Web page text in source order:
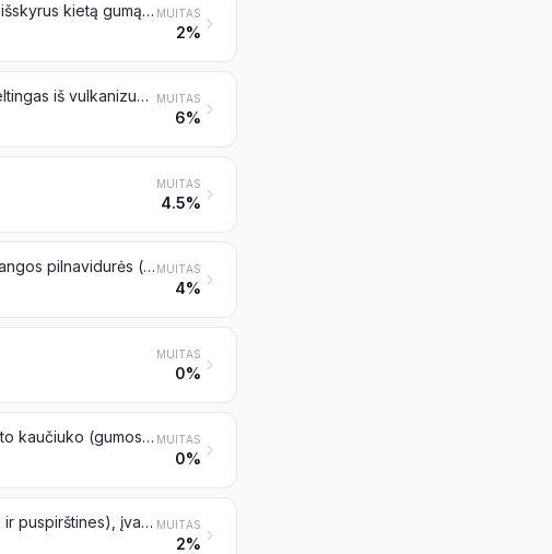
Vamzdžiai, vamzdeliai ir žarnos iš vulkanizuoto kaučiuko (gumos), išskyrus kietą gumą, su jungiamosiomis detalėmis (pavyzdžiui, movomis, alkūnėmis, jungėmis) arba be jungiamųjų detalių MUITAS
2%
Konvejerių juostos, pavarų diržai arba jiems gaminti naudojamas beltingas iš vulkanizuoto kaučiuko (gumos) MUITAS
6%
MUITAS
4.5%
Restauruotos arba naudotos pneumatinės guminės padangos; padangos pilnavidurės (vientisos) arba su izoliuotu oro sluoksniu, padangų protektoriai ir padangų juostos, iš gumos MUITAS
4%
MUITAS
0%
Higienos arba farmacijos dirbiniai (įskaitant žindukus) iš vulkanizuoto kaučiuko (gumos), išskyrus kietą gumą, su jungiamosiomis detalėmis iš kietos gumos arba be jungiamųjų detalių MUITAS
0%
Drabužiai ir drabužių priedai (įskaitant pirštines, kumštines pirštines ir puspirštines), įvairios paskirties, iš vulkanizuoto kaučiuko (gumos), išskyrus kietą gumą MUITAS
2%